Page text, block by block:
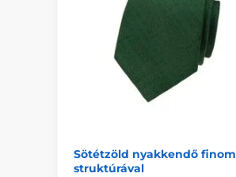
Sötétzöld nyakkendő finom
struktúrával